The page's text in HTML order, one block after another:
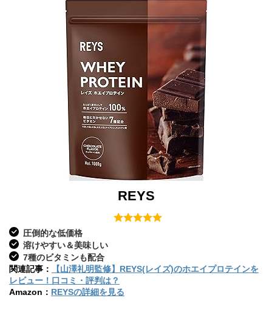
REYS
圧倒的な低価格
溶けやすい＆美味しい
7種のビタミンも配合
関連記事：
【山澤礼明監修】REYS(レイズ)のホエイプロテインを
レビュー！口コミ・評判は？
Amazon： REYSの詳細を見る